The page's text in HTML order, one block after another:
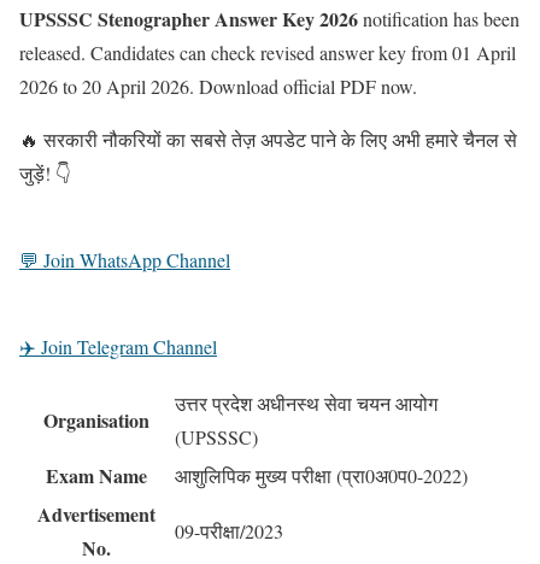
UPSSSC Stenographer Answer Key 2026notification has been
released. Candidates can check revised answer key from 01 April
2026 to 20 April 2026. Download official PDF now.
🔥 सरकारी नौकरियों का सबसे तेज़ अपडेट पाने के लिए अभी हमारे चैनल से
जुड़ें! 👇
💬 Join WhatsApp Channel
✈️ Join Telegram Channel
Organisation
उत्तर प्रदेश अधीनस्थ सेवा चयन आयोग
(UPSSSC)
Exam Name आशुलिपिक मुख्य परीक्षा (प्रा0अ0प0-2022)
Advertisement
No.
09-परीक्षा/2023